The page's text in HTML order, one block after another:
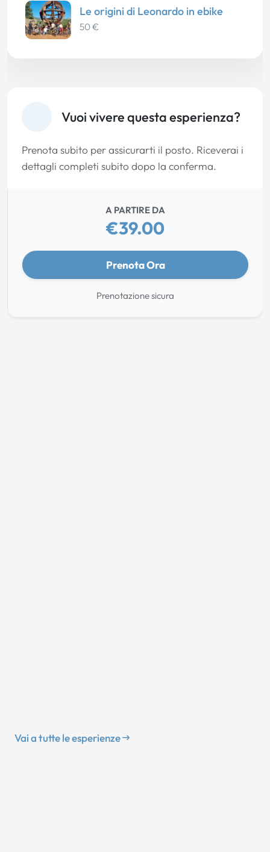
Le origini di Leonardo in ebike
50 €
Vuoi vivere questa esperienza?
Prenota subito per assicurarti il posto. Riceverai i
dettagli completi subito dopo la conferma.
A PARTIRE DA
€39.00
Prenota Ora
Prenotazione sicura
Vai a tutte le esperienze